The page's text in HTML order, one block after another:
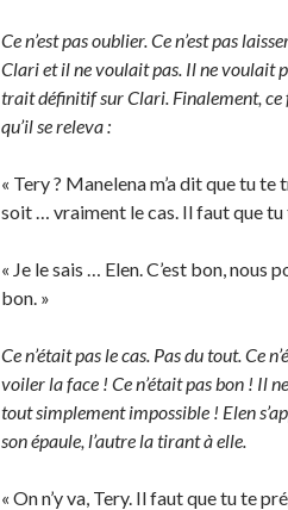
Ce n’est pas oublier. Ce n’est pas
Clari et il ne voulait pas. Il ne voulait
trait définitif sur Clari. Finalement, ce
qu’il se releva :
« Tery ? Manelena m’a dit que tu
soit … vraiment le cas. Il faut que tu
« Je le sais … Elen. C’est bon, nous
bon. »
Ce n’était pas le cas. Pas du tout. Ce
voiler la face ! Ce n’était pas bon ! Il
tout simplement impossible ! Elen
son épaule, l’autre la tirant à elle.
« On n’y va, Tery. Il faut que tu te